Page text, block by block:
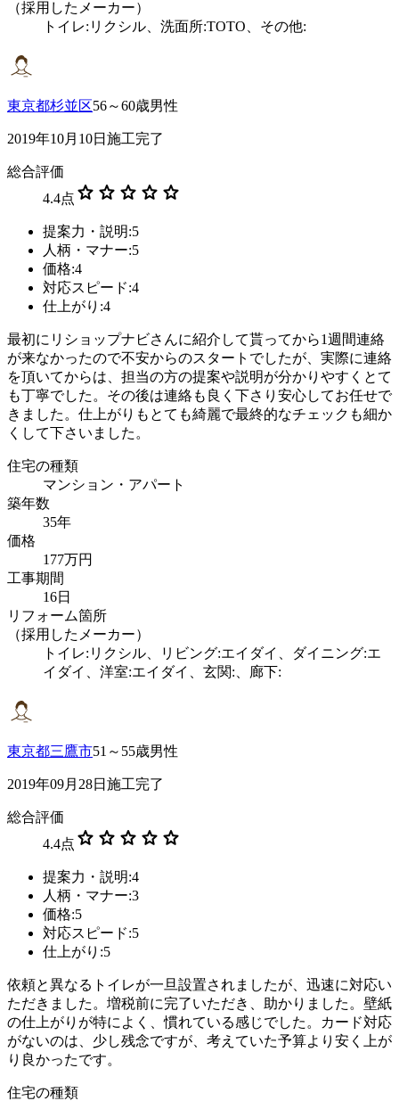
（採用したメーカー）
トイレ:リクシル、洗面所:TOTO、その他:
東京都杉並区56～60歳男性
2019年10月10日施工完了
総合評価
4.4点 star star star star star
提案力・説明:5
人柄・マナー:5
価格:4
対応スピード:4
仕上がり:4
最初にリショップナビさんに紹介して貰ってから1週間連絡
が来なかったので不安からのスタートでしたが、実際に連絡
を頂いてからは、担当の方の提案や説明が分かりやすくとて
も丁寧でした。その後は連絡も良く下さり安心してお任せで
きました。仕上がりもとても綺麗で最終的なチェックも細か
くして下さいました。
住宅の種類
マンション・アパート
築年数
35年
価格
177万円
工事期間
16日
リフォーム箇所
（採用したメーカー）
トイレ:リクシル、リビング:エイダイ、ダイニング:エ
イダイ、洋室:エイダイ、玄関:、廊下:
東京都三鷹市51～55歳男性
2019年09月28日施工完了
総合評価
4.4点 star star star star star
提案力・説明:4
人柄・マナー:3
価格:5
対応スピード:5
仕上がり:5
依頼と異なるトイレが一旦設置されましたが、迅速に対応い
ただきました。増税前に完了いただき、助かりました。壁紙
の仕上がりが特によく、慣れている感じでした。カード対応
がないのは、少し残念ですが、考えていた予算より安く上が
り良かったです。
住宅の種類